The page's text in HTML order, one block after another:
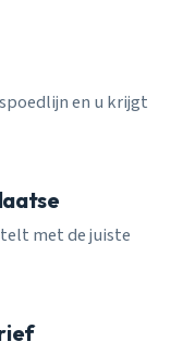
en u krijgt
met de juiste